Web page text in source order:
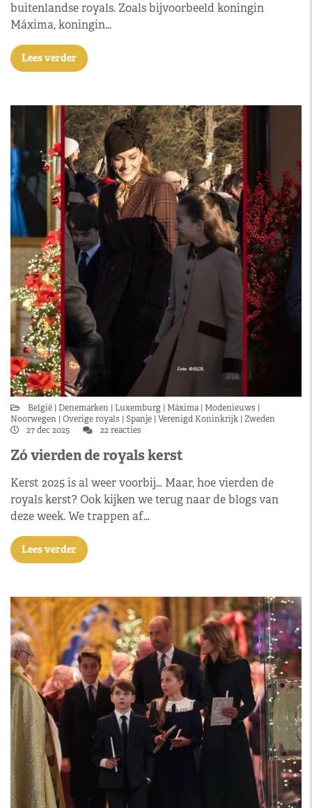
buitenlandse royals. Zoals bijvoorbeeld koningin
Máxima, koningin…
Lees verder
België Denemarken Luxemburg Máxima Modenieuws
Noorwegen Overige royals Spanje Verenigd Koninkrijk Zweden
27 dec 2025
22 reacties
Zó vierden de royals kerst
Kerst 2025 is al weer voorbij… Maar, hoe vierden de
royals kerst? Ook kijken we terug naar de blogs van
deze week. We trappen af…
Lees verder